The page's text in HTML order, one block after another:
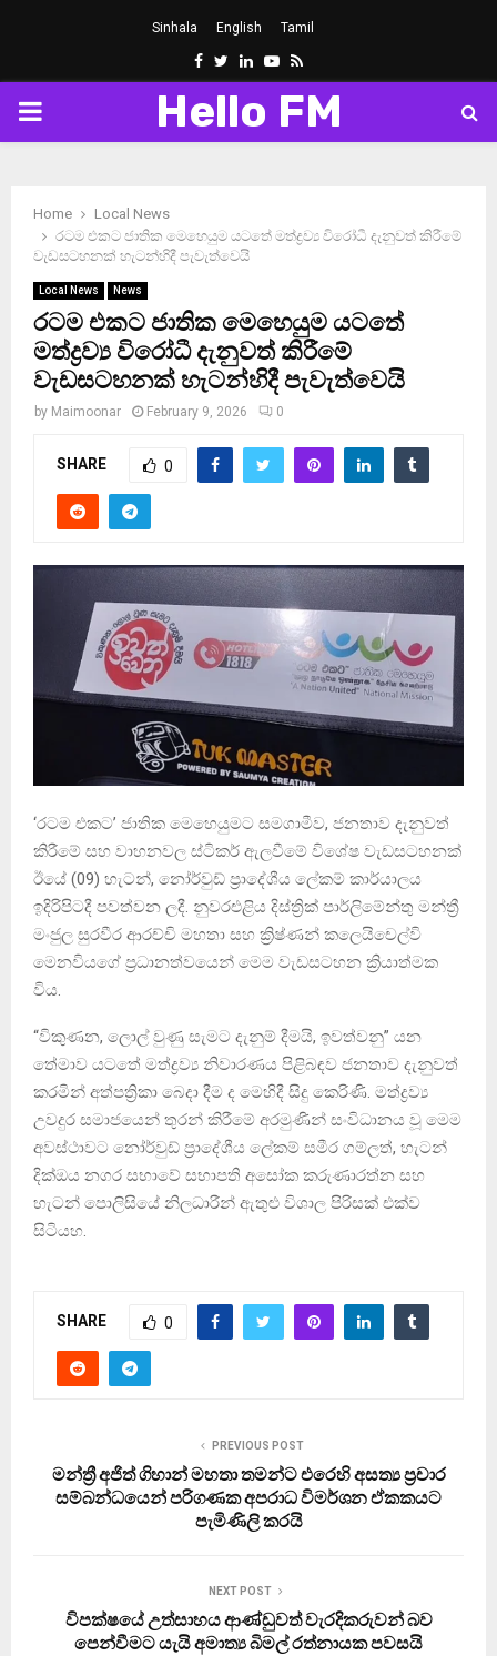
Sinhala English Tamil
Facebook
Twitter
LinkedinYoutube
Rss
PRIMARY
Hello FM
Home
Local News
රටම එකට ජාතික මෙහෙයුම යටතේ මත්ද්‍රව්‍ය විරෝධී දැනුවත් කිරීමේ
වැඩසටහනක් හැටන්හිදී පැවැත්වෙයි
Local News News
රටම එකට ජාතික මෙහෙයුම යටතේ
මත්ද්‍රව්‍ය විරෝධී දැනුවත් කිරීමේ
වැඩසටහනක් හැටන්හිදී පැවැත්වෙයි
by Maimoonar February 9, 2026 0
SHARE 0
‘රටම එකට’ ජාතික මෙහෙයුමට සමගාමීව, ජනතාව දැනුවත්
කිරීමේ සහ වාහනවල ස්ටිකර් ඇලවීමේ විශේෂ වැඩසටහනක්
ඊයේ (09) හැටන්, නෝර්වුඩ් ප්‍රාදේශීය ලේකම් කාර්යාලය
ඉදිරිපිටදී පවත්වන ලදී. නුවරඑළිය දිස්ත්‍රික් පාර්ලිමේන්තු මන්ත්‍රී
මංජුල සුරවීර ආරච්චි මහතා සහ ක්‍රිෂ්ණන් කලෙයිචෙල්වි
මෙනවියගේ ප්‍රධානත්වයෙන් මෙම වැඩසටහන ක්‍රියාත්මක
විය.
“විකුණන, ලොල් වුණු සැමට දැනුම් දීමයි, ඉවත්වනු” යන
තේමාව යටතේ මත්ද්‍රව්‍ය නිවාරණය පිළිබඳව ජනතාව දැනුවත්
කරමින් අත්පත්‍රිකා බෙදා දීම ද මෙහිදී සිදු කෙරිණි. මත්ද්‍රව්‍ය
උවදුර සමාජයෙන් තුරන් කිරීමේ අරමුණින් සංවිධානය වූ මෙම
අවස්ථාවට නෝර්වුඩ් ප්‍රාදේශීය ලේකම් සමීර ගම්ලත්, හැටන්
දික්ඔය නගර සභාවේ සභාපති අසෝක කරුණාරත්න සහ
හැටන් පොලිසියේ නිලධාරීන් ඇතුළු විශාල පිරිසක් එක්ව
සිටියහ.
SHARE 0
PREVIOUS POST
මන්ත්‍රී අජිත් ගිහාන් මහතා තමන්ට එරෙහි අසත්‍ය ප්‍රචාර
සම්බන්ධයෙන් පරිගණක අපරාධ විමර්ශන ඒකකයට
පැමිණිලි කරයි
NEXT POST
විපක්ෂයේ උත්සාහය ආණ්ඩුවත් වැරදිකරුවන් බව
පෙන්වීමට යැයි අමාත්‍ය බිමල් රත්නායක පවසයි